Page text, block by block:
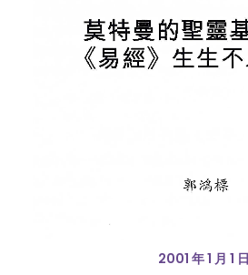
2001 年 1 月 1 日